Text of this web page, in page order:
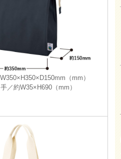
（mm）
／約W35×H690（mm）